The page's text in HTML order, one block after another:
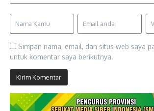
Simpan nama, email, dan situs web saya
untuk komentar saya berikutnya.